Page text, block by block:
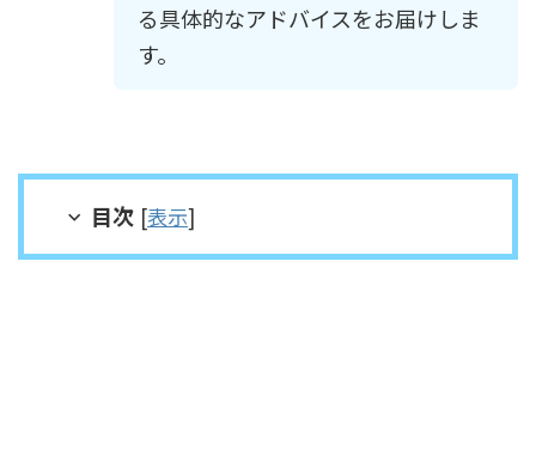
る具体的なアドバイスをお届けしま
す。
目次 [表示]